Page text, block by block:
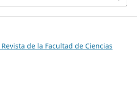
de la Facultad de Ciencias